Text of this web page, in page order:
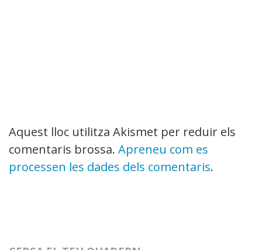
Aquest lloc utilitza Akismet per reduir els
comentaris brossa. Apreneu com es
processen les dades dels comentaris.